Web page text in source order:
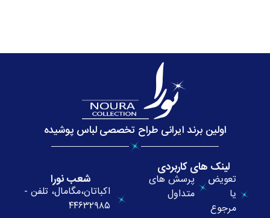
اولین برند ایرانی طراح تخصصی لباس پوشیده
لینک های کاربردی
تعویض
یا
مرجوع
پرسش های
متداول
شعب نورا
اکباتان،مگامال، تلفن -
۴۴۶۳۲۹۸۵